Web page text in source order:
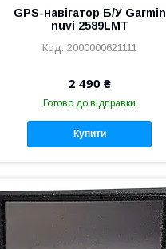
GPS-навігатор Б/У Garmin
nuvi 2589LMT
2000000621111
2 490 ₴
Готово до відправки
Купити